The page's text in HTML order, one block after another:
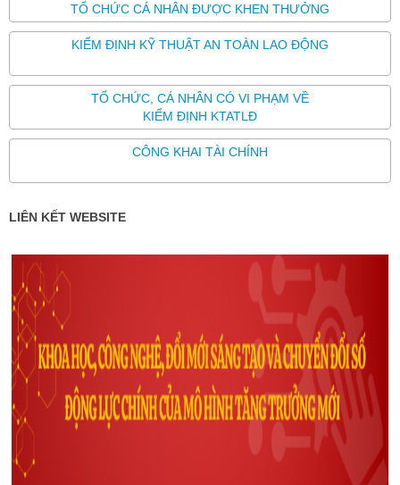
TỔ CHỨC CÁ NHÂN ĐƯỢC KHEN THƯỞNG
KIỂM ĐỊNH KỸ THUẬT AN TOÀN LAO ĐỘNG
TỔ CHỨC, CÁ NHÂN CÓ VI PHẠM VỀ
KIỂM ĐỊNH KTATLĐ
CÔNG KHAI TÀI CHÍNH
LIÊN KẾT WEBSITE